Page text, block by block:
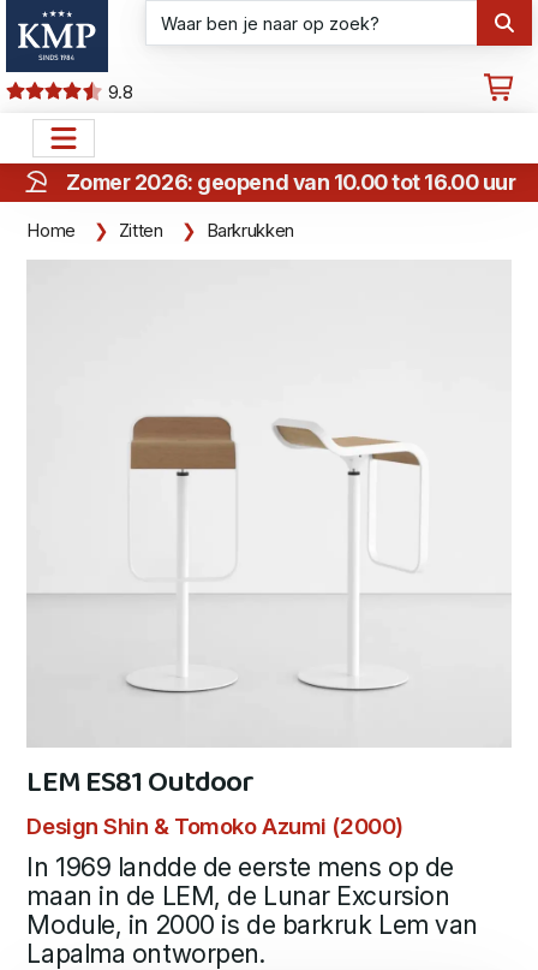
9.8
Zomer 2026: geopend van 10.00 tot 16.00 uur
Home Zitten Barkrukken
LEM ES81 Outdoor
Design Shin & Tomoko Azumi (2000)
In 1969 landde de eerste mens op de
maan in de LEM, de Lunar Excursion
Module, in 2000 is de barkruk Lem van
Lapalma ontworpen.